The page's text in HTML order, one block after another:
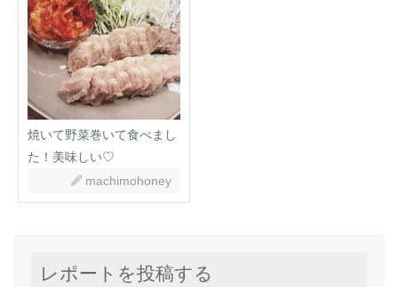
焼いて野菜巻いて食べまし
た！美味しい♡
machimohoney
レポートを投稿する